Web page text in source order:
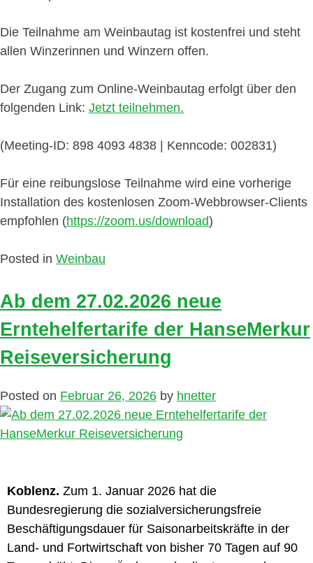
Die Teilnahme am Weinbautag ist kostenfrei und steht
allen Winzerinnen und Winzern offen.
Der Zugang zum Online-Weinbautag erfolgt über den
folgenden Link: Jetzt teilnehmen.
(Meeting-ID: 898 4093 4838 | Kenncode: 002831)
Für eine reibungslose Teilnahme wird eine vorherige
Installation des kostenlosen Zoom-Webbrowser-Clients
empfohlen (https://zoom.us/download)
Posted in Weinbau
Ab dem 27.02.2026 neue
Erntehelfertarife der HanseMerkur
Reiseversicherung
Posted on Februar 26, 2026 by hnetter
Koblenz. Zum 1. Januar 2026 hat die
Bundesregierung die sozialversicherungsfreie
Beschäftigungsdauer für Saisonarbeitskräfte in der
Land- und Fortwirtschaft von bisher 70 Tagen auf 90